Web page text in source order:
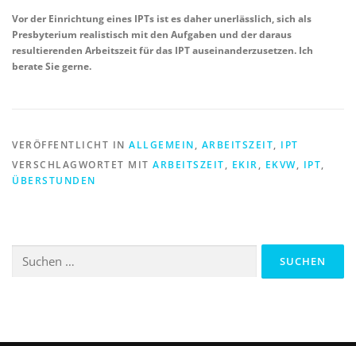
Vor der Einrichtung eines IPTs ist es daher unerlässlich, sich als
Presbyterium realistisch mit den Aufgaben und der daraus
resultierenden Arbeitszeit für das IPT auseinanderzusetzen. Ich
berate Sie gerne.
VERÖFFENTLICHT IN ALLGEMEIN, ARBEITSZEIT, IPT
VERSCHLAGWORTET MIT ARBEITSZEIT, EKIR, EKVW, IPT,
ÜBERSTUNDEN
nach: